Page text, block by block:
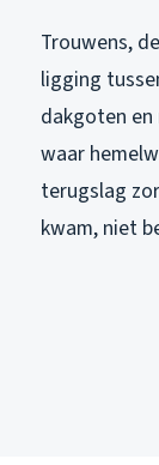
Trouwens,
ligging
dakgoten
waar
terugslag
kwam, niet